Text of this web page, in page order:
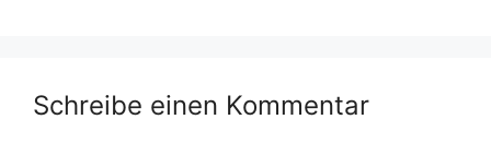
Schreibe einen Kommentar